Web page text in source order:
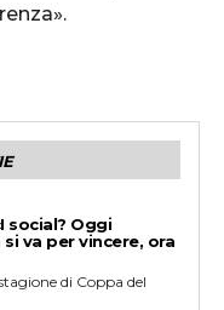
social? Oggi
va per vincere, ora
di Coppa del